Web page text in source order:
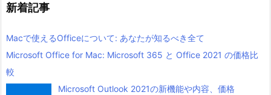
新着記事
Macで使えるOfficeについて: あなたが知るべき全て
Microsoft Office for Mac: Microsoft 365 と Office 2021 の価格比
較
Microsoft Outlook 2021の新機能や内容、価格